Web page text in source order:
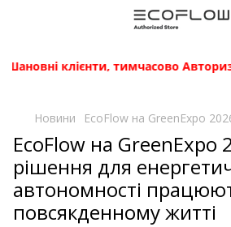
клієнти, тимчасово
Новини EcoFlow на GreenExpo
EcoFlow на GreenExpo
рішення для
автономності
повсякденному житті